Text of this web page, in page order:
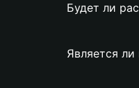
Будет ли
Является